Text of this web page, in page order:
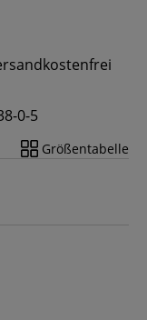
0-5
Größentabelle